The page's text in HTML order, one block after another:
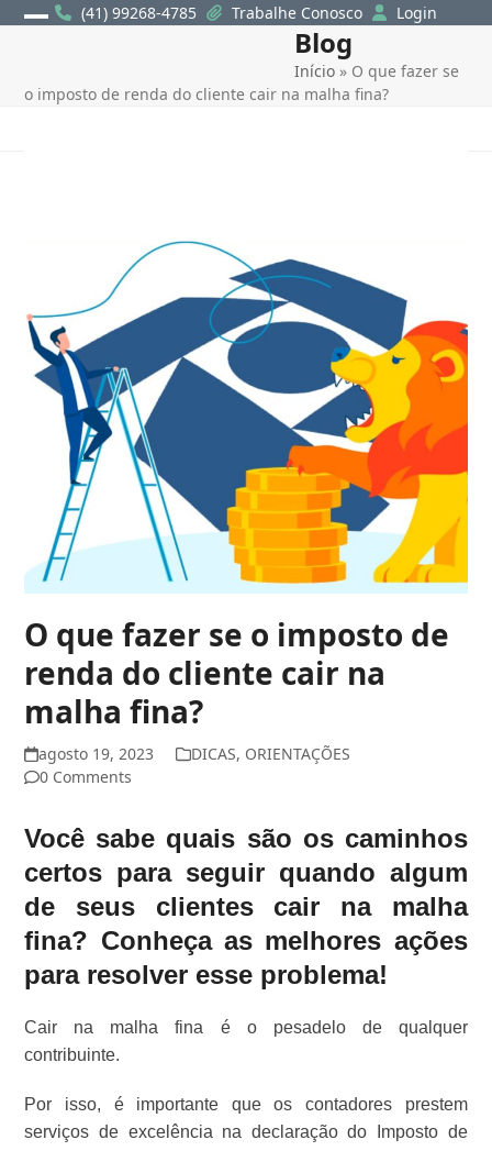
Skip
(41) 99268-4785 Trabalhe Conosco Login
menu
menu
Blog
Início » O que fazer se
o imposto de renda do cliente cair na malha fina?
O que fazer se o imposto de
renda do cliente cair na
malha fina?
agosto 19, 2023 DICAS, ORIENTAÇÕES
0 Comments
Você sabe quais são os caminhos
certos para seguir quando algum
de seus clientes cair na malha
fina? Conheça as melhores ações
para resolver esse problema!
Cair na malha fina é o pesadelo de qualquer
contribuinte.
Por isso, é importante que os contadores prestem
serviços de excelência na declaração do Imposto de